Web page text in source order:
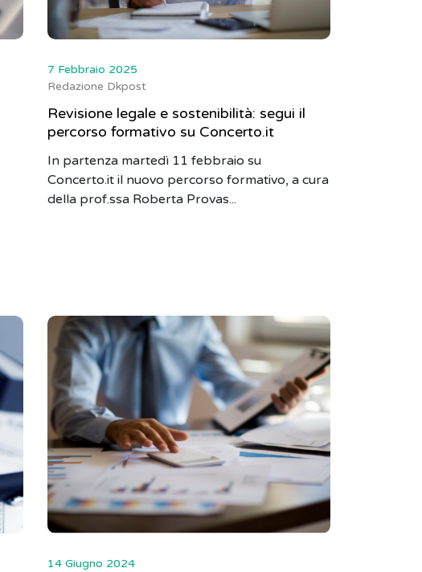
7 Febbraio 2025
Redazione Dkpost
Revisione legale e sostenibilità: segui il
percorso formativo su Concerto.it
In partenza martedì 11 febbraio su
Concerto.it il nuovo percorso formativo, a cura
della prof.ssa Roberta Provas...
14 Giugno 2024